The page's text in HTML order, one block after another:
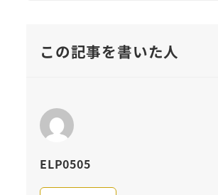
この記事を書いた人
ELP0505